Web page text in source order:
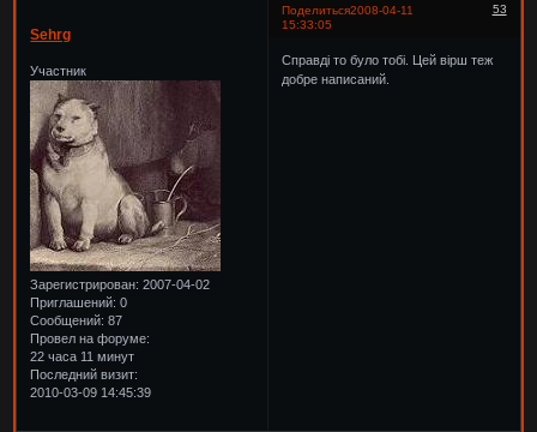
Поделиться 53
2008-04-11
15:33:05
Sehrg
Участник
Зарегистрирован: 2007-04-02
Приглашений: 0
Сообщений: 87
Провел на форуме:
22 часа 11 минут
Последний визит:
2010-03-09 14:45:39
Справді то було тобі. Цей вірш теж
добре написаний.